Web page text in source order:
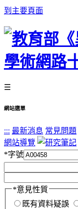
到主要頁面
☰
網站選單
::: 最新消息 常見問題
網站導覽
*字號
*意見性質
既有資料疑誤